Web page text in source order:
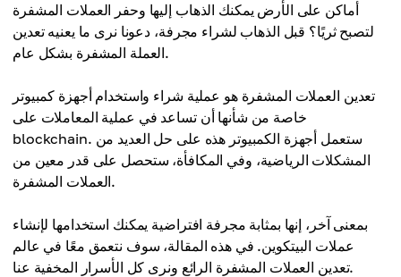
أماكن على الأرض يمكنك الذهاب إليها وحفر العملات المشفرة
لتصبح ثريًا؟ قبل الذهاب لشراء مجرفة، دعونا نرى ما يعنيه تعدين
العملة المشفرة بشكل عام.
تعدين العملات المشفرة هو عملية شراء واستخدام أجهزة كمبيوتر
خاصة من شأنها أن تساعد في عملية المعاملات على
blockchain. ستعمل أجهزة الكمبيوتر هذه على حل العديد من
المشكلات الرياضية، وفي المكافأة، ستحصل على قدر معين من
العملات المشفرة.
بمعنى آخر، إنها بمثابة مجرفة افتراضية يمكنك استخدامها لإنشاء
عملات البيتكوين. في هذه المقالة، سوف نتعمق معًا في عالم
تعدين العملات المشفرة الرائع ونرى كل الأسرار المخفية عنا.